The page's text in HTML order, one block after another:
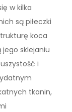
w kilka
są piłeczki
koca
sklejaniu
i
tkanin,